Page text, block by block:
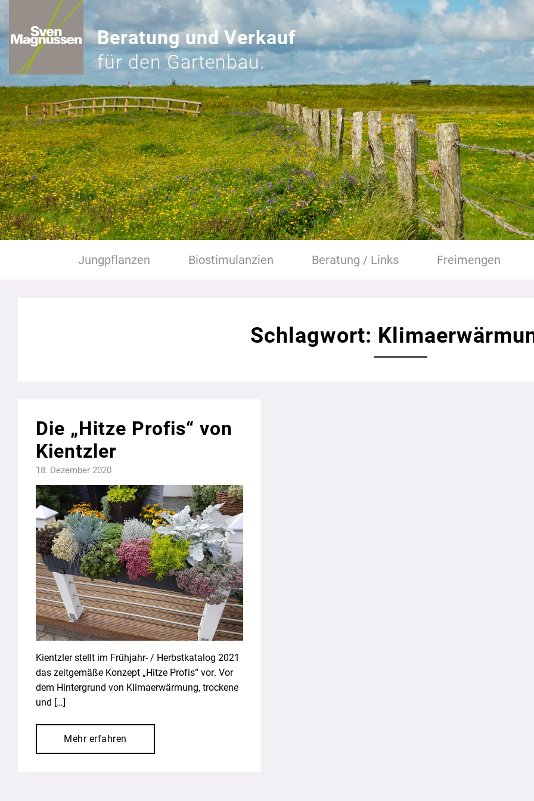
Beratung und Verkauf
für den Gartenbau.
Jungpflanzen Biostimulanzien Beratung / Links Freimengen
Schlagwort:
Die „Hitze Profis“ von
Kientzler
18. Dezember 2020
Kientzler stellt im Frühjahr- / Herbstkatalog 2021
das zeitgemäße Konzept „Hitze Profis“ vor. Vor
dem Hintergrund von Klimaerwärmung, trockene
und […]
Mehr erfahren